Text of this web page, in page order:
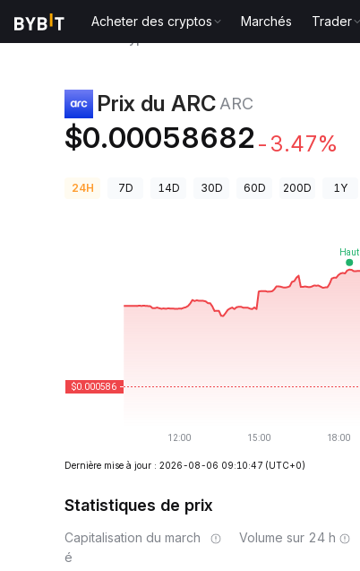
Acheter des cryptos Marchés Trader
Prix du ARC ARC
$0.00058682 -3.47%
24H 7D 14D 30D 60D 200D 1Y
Dernière mise à jour : 2026-08-06 09:10:47 (UTC+0)
Statistiques de prix
Capitalisation du march
é
Volume sur 24 h